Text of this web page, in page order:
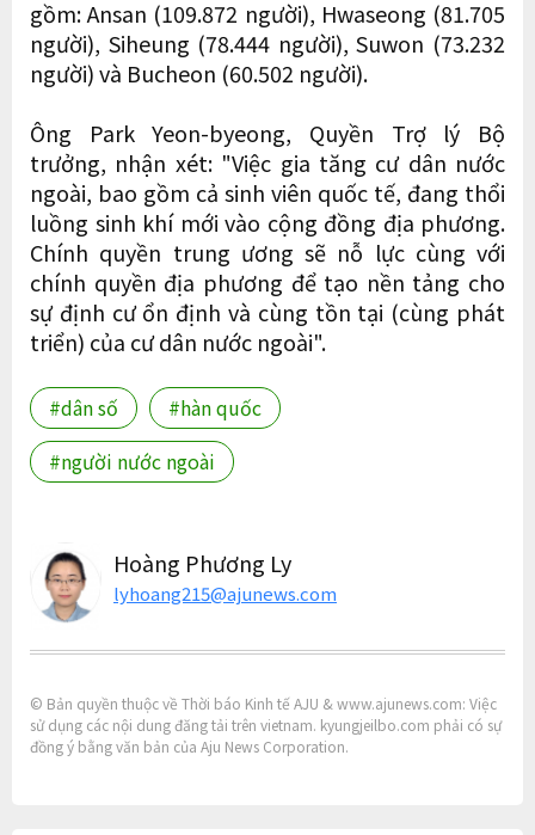
gồm: Ansan (109.872 người), Hwaseong (81.705
người), Siheung (78.444 người), Suwon (73.232
người) và Bucheon (60.502 người).
Ông Park Yeon-byeong, Quyền Trợ lý Bộ
trưởng, nhận xét: "Việc gia tăng cư dân nước
ngoài, bao gồm cả sinh viên quốc tế, đang thổi
luồng sinh khí mới vào cộng đồng địa phương.
Chính quyền trung ương sẽ nỗ lực cùng với
chính quyền địa phương để tạo nền tảng cho
sự định cư ổn định và cùng tồn tại (cùng phát
triển) của cư dân nước ngoài".
#dân số
#hàn quốc
#người nước ngoài
Hoàng Phương Ly
lyhoang215@ajunews.com
© Bản quyền thuộc về Thời báo Kinh tế AJU & www.ajunews.com: Việc
sử dụng các nội dung đăng tải trên vietnam. kyungjeilbo.com phải có sự
đồng ý bằng văn bản của Aju News Corporation.